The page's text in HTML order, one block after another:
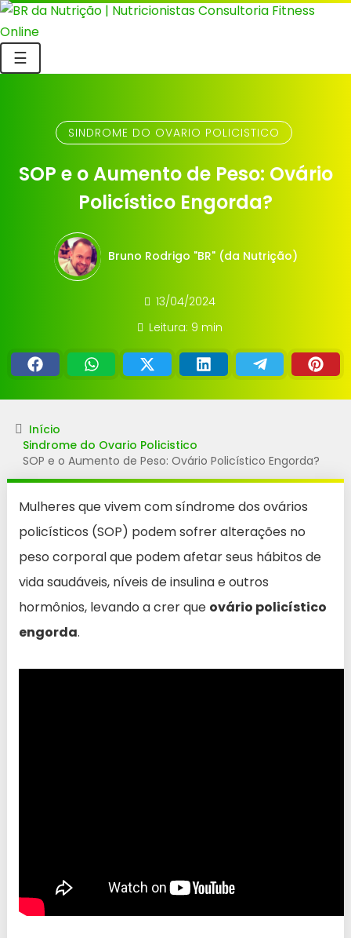
☰
SINDROME DO OVARIO POLICISTICO
SOP e o Aumento de Peso: Ovário
Policístico Engorda?
Bruno Rodrigo "BR" (da Nutrição)
13/04/2024
Leitura: 9 min
Início
Sindrome do Ovario Policistico
SOP e o Aumento de Peso: Ovário Policístico Engorda?
Mulheres que vivem com síndrome dos ovários
policísticos (SOP) podem sofrer alterações no
peso corporal que podem afetar seus hábitos de
vida saudáveis, níveis de insulina e outros
hormônios, levando a crer que ovário policístico
engorda.